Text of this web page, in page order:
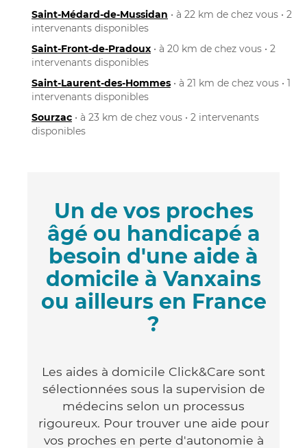
Saint-Médard-de-Mussidan • à 22 km de chez vous • 2
intervenants disponibles
Saint-Front-de-Pradoux • à 20 km de chez vous • 2
intervenants disponibles
Saint-Laurent-des-Hommes • à 21 km de chez vous • 1
intervenants disponibles
Sourzac • à 23 km de chez vous • 2 intervenants
disponibles
Un de vos proches
âgé ou handicapé a
besoin d'une aide à
domicile à Vanxains
ou ailleurs en France
?
Les aides à domicile Click&Care sont
sélectionnées sous la supervision de
médecins selon un processus
rigoureux. Pour trouver une aide pour
vos proches en perte d'autonomie à